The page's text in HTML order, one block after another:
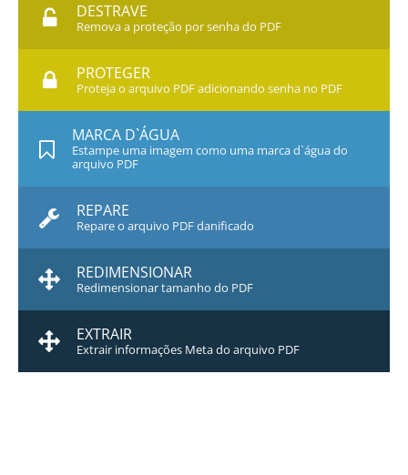
DESTRAVE
Remova a proteção por senha do PDF
PROTEGER
Proteja o arquivo PDF adicionando senha no PDF
MARCA D`ÁGUA
Estampe uma imagem como uma marca d`água do
arquivo PDF
REPARE
Repare o arquivo PDF danificado
REDIMENSIONAR
Redimensionar tamanho do PDF
EXTRAIR
Extrair informações Meta do arquivo PDF